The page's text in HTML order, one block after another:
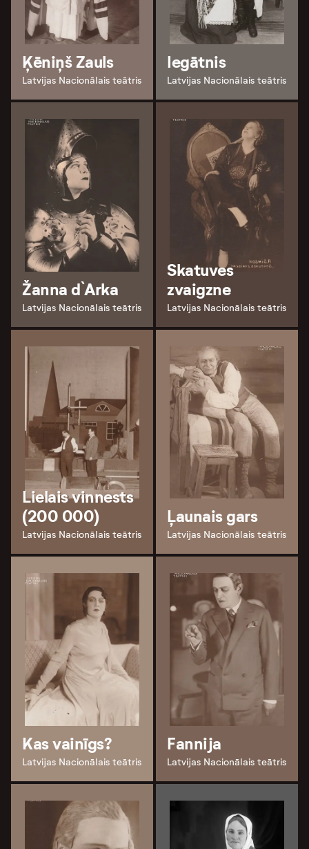
Ķēniņš Zauls
Latvijas Nacionālais teātris
Iegātnis
Latvijas Nacionālais teātris
Žanna d`Arka
Latvijas Nacionālais teātris
Skatuves
zvaigzne
Latvijas Nacionālais teātris
Lielais vinnests
(200 000)
Latvijas Nacionālais teātris
Ļaunais gars
Latvijas Nacionālais teātris
Kas vainīgs?
Latvijas Nacionālais teātris
Fannija
Latvijas Nacionālais teātris